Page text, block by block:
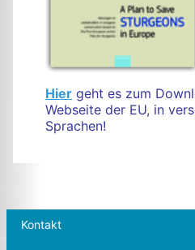
Hier geht es zum
Webseite der EU, in
Sprachen!
Kontakt